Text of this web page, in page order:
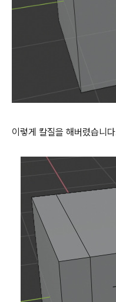
이렇게 칼질을 해버렸습니